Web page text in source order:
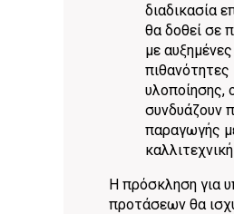
διαδικασία
θα δοθεί σε
με αυξημένες
πιθανότητες
υλοποίησης,
συνδυάζουν
παραγωγής
Η πρόσκληση για
προτάσεων θα